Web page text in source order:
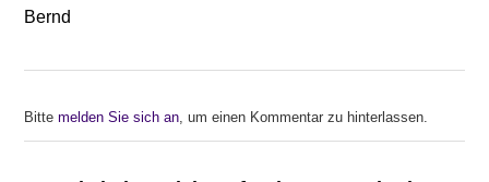
Bernd
Bittemelden Sie sich an, um einen Kommentar zu hinterlassen.